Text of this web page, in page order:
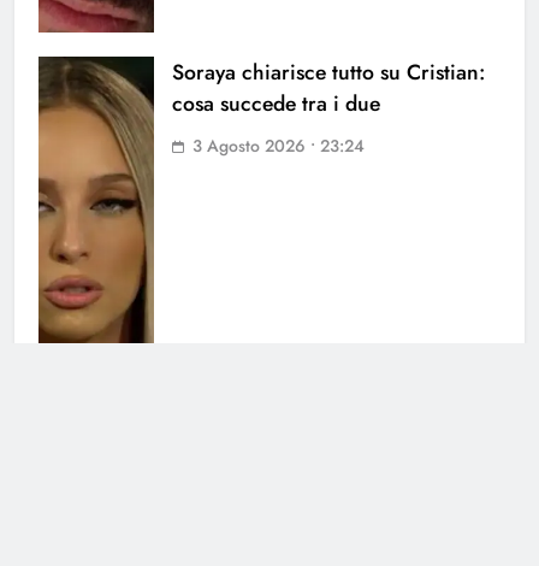
Soraya chiarisce tutto su Cristian:
cosa succede tra i due
3 Agosto 2026 • 23:24